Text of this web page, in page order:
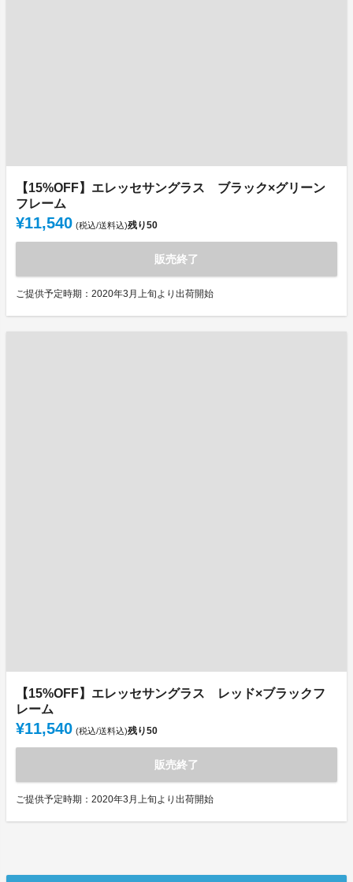
【15%OFF】エレッセサングラス ブラック×グリーン
フレーム
¥11,540 (税込/送料込)残り50
販売終了
ご提供予定時期：2020年3月上旬より出荷開始
【15%OFF】エレッセサングラス レッド×ブラックフ
レーム
¥11,540 (税込/送料込)残り50
販売終了
ご提供予定時期：2020年3月上旬より出荷開始